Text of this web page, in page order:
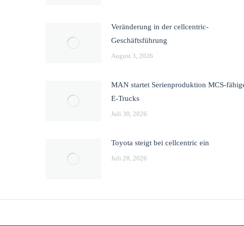
Veränderung in der cellcentric-
Geschäftsführung
August 3, 2026
MAN startet Serienproduktion MCS-
E-Trucks
Juli 30, 2026
Toyota steigt bei cellcentric ein
Juli 28, 2026